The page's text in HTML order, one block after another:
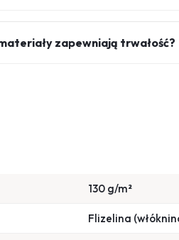
zapewniają trwałość?
130 g/m²
Flizelina